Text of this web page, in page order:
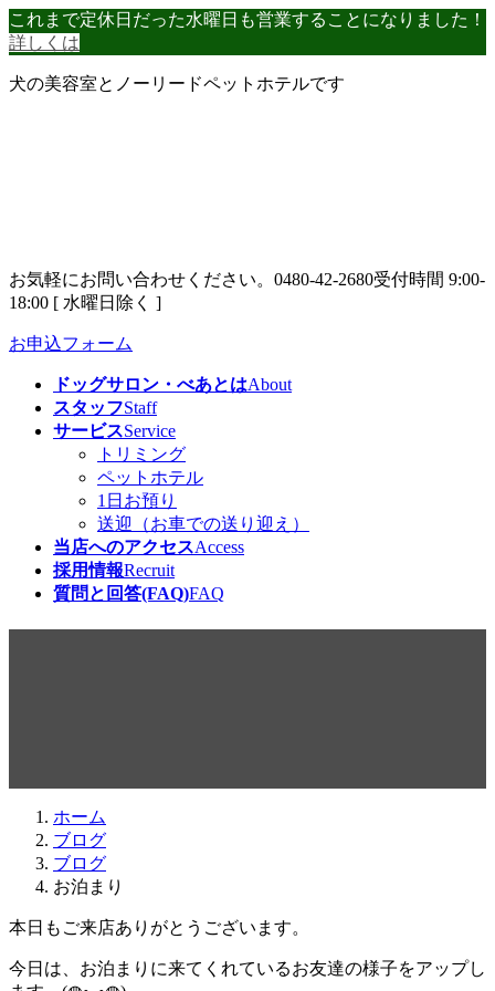
コ
ン
ン
ナ
ビ
ー
これまで定休日だった水曜日も営業することになりました！
詳しくは
犬の美容室とノーリードペットホテルです
お気軽にお問い合わせください。 0480-42-2680受付時間 9:00-
18:00 [ 水曜日除く ]
お申込フォーム
ドッグサロン・べあとはAbout
スタッフStaff
サービスService
トリミング
ペットホテル
1日お預り
送迎（お車での送り迎え）
当店へのアクセスAccess
採用情報Recruit
質問と回答(FAQ)FAQ
ホーム
ブログ
ブログ
お泊まり
本日もご来店ありがとうございます。
今日は、お泊まりに来てくれているお友達の様子をアップし